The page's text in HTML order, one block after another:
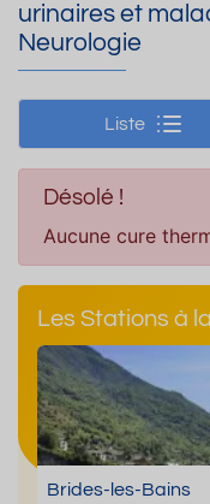
urinaires et
Neurologie
Liste
Désolé !
Aucune cure
Les Stations à
Brides-les-Bains